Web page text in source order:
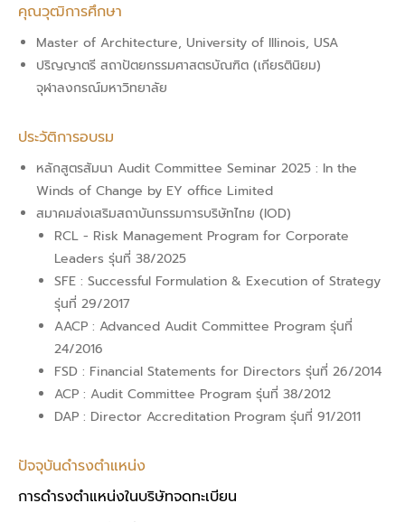
คุณวุฒิการศึกษา
Master of Architecture, University of Illinois, USA
ปริญญาตรี สถาปัตยกรรมศาสตรบัณฑิต (เกียรตินิยม)
จุฬาลงกรณ์มหาวิทยาลัย
ประวัติการอบรม
หลักสูตรสัมนา Audit Committee Seminar 2025 : In the
Winds of Change by EY office Limited
สมาคมส่งเสริมสถาบันกรรมการบริษัทไทย (IOD)
RCL - Risk Management Program for Corporate
Leaders รุ่นที่ 38/2025
SFE : Successful Formulation & Execution of Strategy
รุ่นที่ 29/2017
AACP : Advanced Audit Committee Program รุ่นที่
24/2016
FSD : Financial Statements for Directors รุ่นที่ 26/2014
ACP : Audit Committee Program รุ่นที่ 38/2012
DAP : Director Accreditation Program รุ่นที่ 91/2011
ปัจจุบันดำรงตำแหน่ง
การดำรงตำแหน่งในบริษัทจดทะเบียน